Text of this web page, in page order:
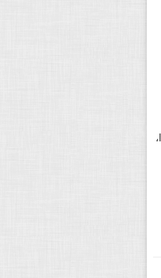
درک نوردهی – همراه با توضیح ISO،